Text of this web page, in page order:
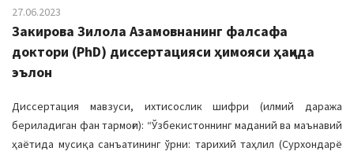
27.06.2023
Закирова Зилола Азамовнанинг фалсафа
доктори (PhD) диссертацияси ҳимояси ҳақида
эълон
Диссертация мавзуси, ихтисослик шифри (илмий даража
бериладиган фан тармоғи): “Ўзбекистоннинг маданий ва маънавий
ҳаётида мусиқа санъатининг ўрни: тарихий таҳлил (Сурхондарё